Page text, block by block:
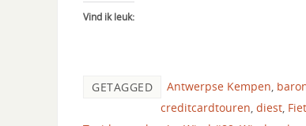
Vind ik leuk:
GETAGGED Antwerpse Kempen,
creditcardtouren, diest,